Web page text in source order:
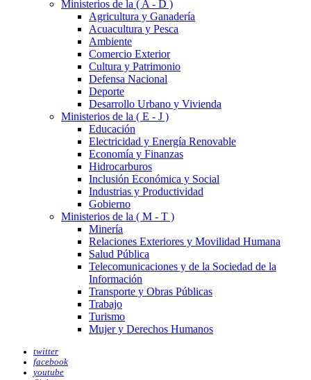
Ministerios de la ( A - D )
Agricultura y Ganadería
Acuacultura y Pesca
Ambiente
Comercio Exterior
Cultura y Patrimonio
Defensa Nacional
Deporte
Desarrollo Urbano y Vivienda
Ministerios de la ( E - J )
Educación
Electricidad y Energía Renovable
Economía y Finanzas
Hidrocarburos
Inclusión Económica y Social
Industrias y Productividad
Gobierno
Ministerios de la ( M - T )
Minería
Relaciones Exteriores y Movilidad Humana
Salud Pública
Telecomunicaciones y de la Sociedad de la
Información
Transporte y Obras Públicas
Trabajo
Turismo
Mujer y Derechos Humanos
twitter
facebook
youtube